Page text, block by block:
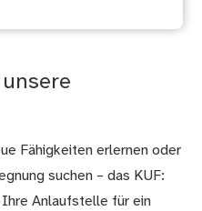
Fähigkeiten erlernen oder
suchen – das KUF:
Anlaufstelle für ein